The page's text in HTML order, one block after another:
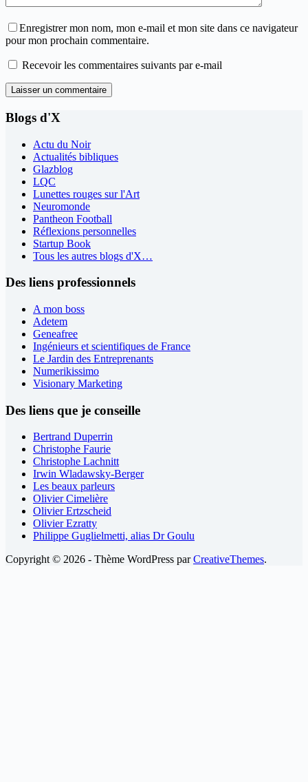
Enregistrer mon nom, mon e-mail et mon site dans ce navigateur
pour mon prochain commentaire.
Recevoir les commentaires suivants par e-mail
Laisser un commentaire
Blogs d'X
Actu du Noir
Actualités bibliques
Glazblog
LQC
Lunettes rouges sur l'Art
Neuromonde
Pantheon Football
Réflexions personnelles
Startup Book
Tous les autres blogs d'X…
Des liens professionnels
A mon boss
Adetem
Geneafree
Ingénieurs et scientifiques de France
Le Jardin des Entreprenants
Numerikissimo
Visionary Marketing
Des liens que je conseille
Bertrand Duperrin
Christophe Faurie
Christophe Lachnitt
Irwin Wladawsky-Berger
Les beaux parleurs
Olivier Cimelière
Olivier Ertzscheid
Olivier Ezratty
Philippe Guglielmetti, alias Dr Goulu
Copyright © 2026 - Thème WordPress parCreativeThemes.